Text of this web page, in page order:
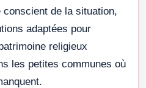
conscient de la situation,
adaptées pour
religieux
les petites communes où